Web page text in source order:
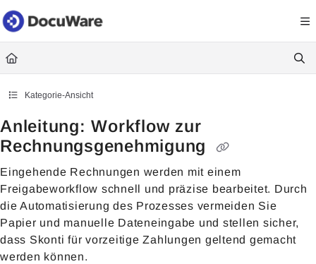
Documentation Index
Fetch the complete documentation index at: https://
Use this file to discover all available pages before exploring further.
Kategorie-Ansicht
Anleitung: Workflow zur
Rechnungsgenehmigung
Eingehende Rechnungen werden mit einem
Freigabeworkflow schnell und präzise bearbeitet. Durch
die Automatisierung des Prozesses vermeiden Sie
Papier und manuelle Dateneingabe und stellen sicher,
dass Skonti für vorzeitige Zahlungen geltend gemacht
werden können.